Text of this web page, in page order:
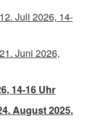
Juli 2026, 14-
Juni 2026,
14-16 Uhr
August 2025,